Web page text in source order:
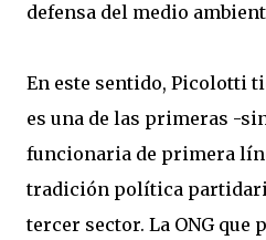
defensa del medio
En este sentido, Picolotti
es una de las primeras -
funcionaria de primera
tradición política
tercer sector. La ONG que